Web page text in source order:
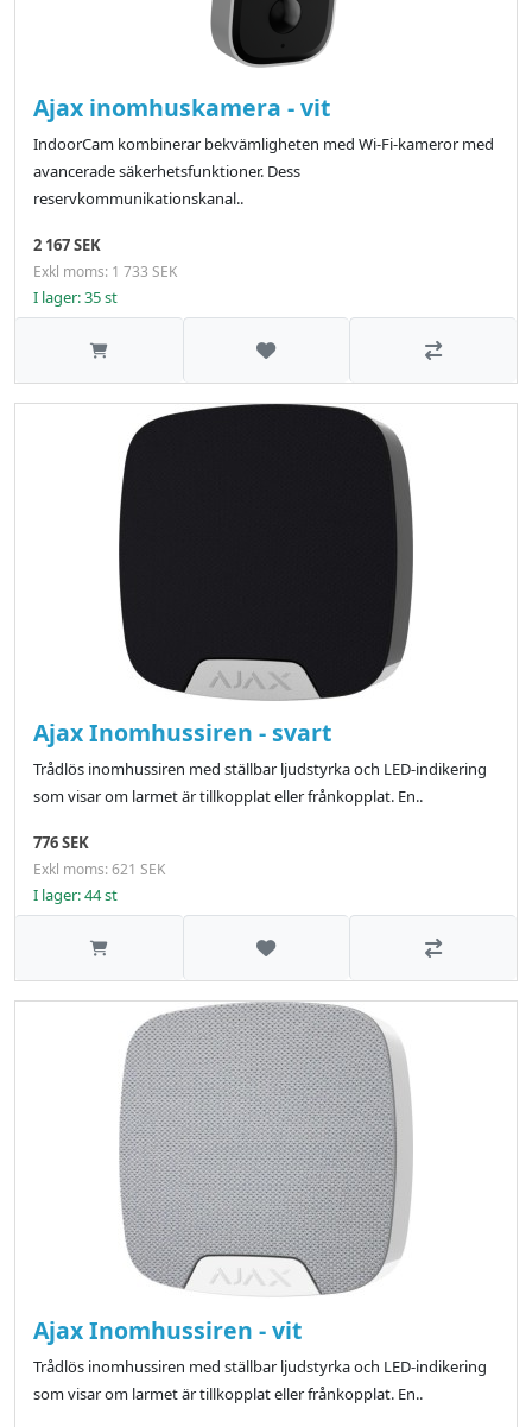
Ajax inomhuskamera - vit
IndoorCam kombinerar bekvämligheten med Wi-Fi-kameror med
avancerade säkerhetsfunktioner. Dess
reservkommunikationskanal..
2 167 SEK
Exkl moms: 1 733 SEK
I lager: 35 st
Lägg till i önskelistanJämför
Ajax Inomhussiren - svart
Trådlös inomhussiren med ställbar ljudstyrka och LED-indikering
som visar om larmet är tillkopplat eller frånkopplat. En..
776 SEK
Exkl moms: 621 SEK
I lager: 44 st
Lägg till i önskelistanJämför
Ajax Inomhussiren - vit
Trådlös inomhussiren med ställbar ljudstyrka och LED-indikering
som visar om larmet är tillkopplat eller frånkopplat. En..